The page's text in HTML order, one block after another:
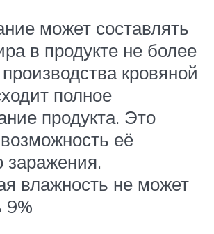
может составлять
в продукте не более
кровяной
полное
продукта. Это
её
заражения.
влажность не может
9%